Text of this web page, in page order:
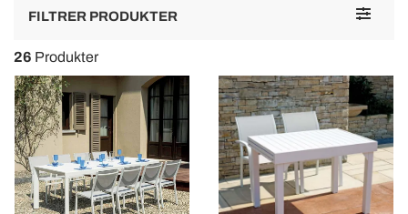
Toggle
FILTRER PRODUKTER
26 Produkter